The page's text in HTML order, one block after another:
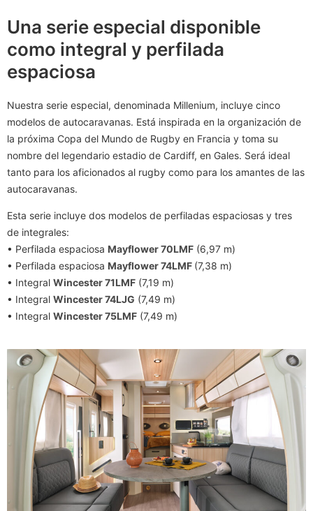
Una serie especial disponible
como integral y perfilada
espaciosa
Nuestra serie especial, denominada Millenium, incluye cinco
modelos de autocaravanas. Está inspirada en la organización de
la próxima Copa del Mundo de Rugby en Francia y toma su
nombre del legendario estadio de Cardiff, en Gales. Será ideal
tanto para los aficionados al rugby como para los amantes de las
autocaravanas.
Esta serie incluye dos modelos de perfiladas espaciosas y tres
de integrales:
• Perfilada espaciosa Mayflower 70LMF (6,97 m)
• Perfilada espaciosa Mayflower 74LMF (7,38 m)
• Integral Wincester 71LMF (7,19 m)
• Integral Wincester 74LJG (7,49 m)
• Integral Wincester 75LMF (7,49 m)